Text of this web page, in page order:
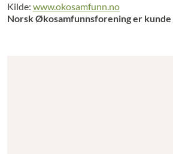
Kilde: www.okosamfunn.no
Norsk Økosamfunnsforening er kunde